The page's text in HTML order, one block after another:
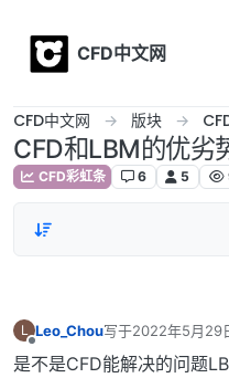
CFD中文网
CFD中文网 版块
CFD和LBM的优劣
CFD彩虹条 6 5
L Leo_Chou写于2022年5月29
最后由 编辑
是不是CFD能解决的问题